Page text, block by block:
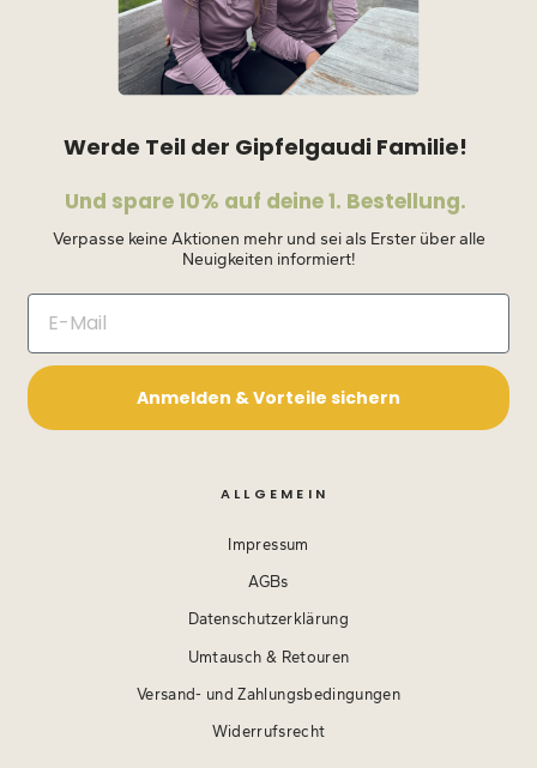
Werde Teil der Gipfelgaudi Familie!
Und spare 10% auf deine 1. Bestellung.
Verpasse keine Aktionen mehr und sei als Erster über alle
Neuigkeiten informiert!
Anmelden & Vorteile sichern
ALLGEMEIN
Impressum
AGBs
Datenschutzerklärung
Umtausch & Retouren
Versand- und Zahlungsbedingungen
Widerrufsrecht